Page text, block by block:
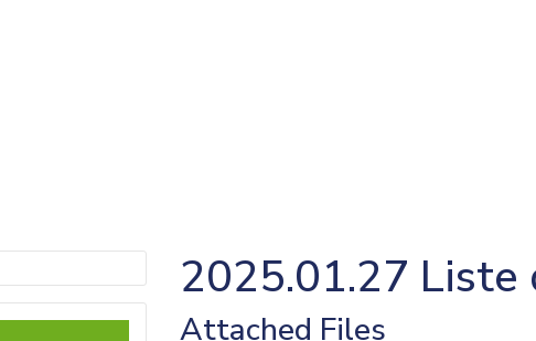
2025.01.27
Attached Files